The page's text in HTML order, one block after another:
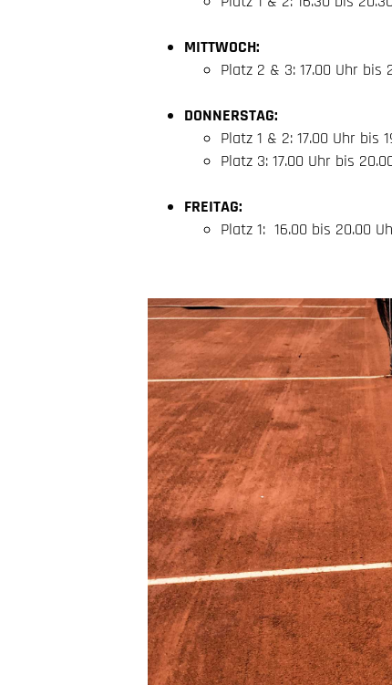
MITTWOCH:
Platz 2 & 3: 17.00 Uhr bis
DONNERSTAG:
Platz 1 & 2: 17.00 Uhr
Platz 3: 17.00 Uhr bis
FREITAG:
Platz 1: 16.00 bis 20.00